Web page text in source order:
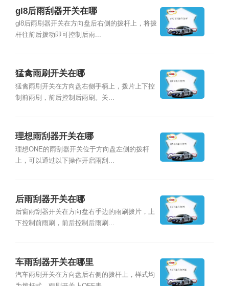
gl8后雨刮器开关在哪
gl8后雨刷器开关在方向盘后右侧的拨杆上，将拨
杆往前后拨动即可控制后雨...
猛禽雨刷开关在哪
猛禽雨刷开关在方向盘右侧手柄上，拨片上下控
制前雨刷，前后控制后雨刷。关...
理想雨刮器开关在哪
理想ONE的雨刮器开关位于方向盘左侧的拨杆
上，可以通过以下操作开启雨刮...
后雨刮器开关在哪
后窗雨刮器开关在方向盘右手边的雨刷拨片，上
下控制前雨刷，前后控制后雨刷...
车雨刮器开关在哪里
汽车雨刷开关在方向盘后右侧的拨杆上，样式均